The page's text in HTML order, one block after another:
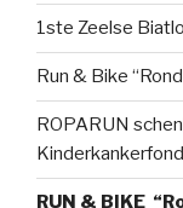
1ste Zeelse
Run & Bike
ROPARUN
RUN & BIKE